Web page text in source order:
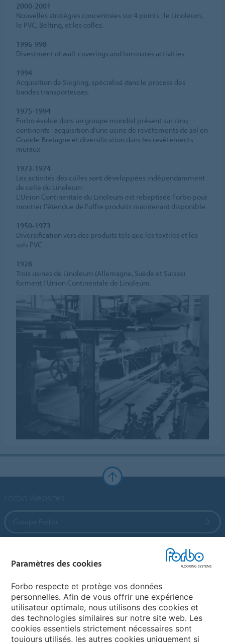
2000-2001
Nouvelles stratégies concentrées sur 4 points : le Linoléum,
le PVC, Belting, et les colles.
1996-998
Divestment of wall-coverings and laminates activities.
1994
Acquisition de Siegling, spécialisé dans le process des
bandes transporteuses.
1975-1994
Forbo évolue dans un groupe mondial présent sur cinq
continents : acquisition d'une usine de revêtements de sol en
Grande-Bretagne et diversification dans les revêtements
muraux
1973-1974
Les activités des colles sont développées indépendamment
de celle du Linoleum.
L'Union Continentale du Linoleum est rebaptisée Forbo pour
montrer l'étendue de l'offre produits maintenant disponible.
1950-1973
Diversification vers des produits tels que les textiles et les
sols PVC.
1928
Trois usines de Linoleum (Allemagne, Suède et Suisse)
forment l'Union Continentale de Linoleum.
Selectionnez un pays
Paramètres des cookies
Forbo respecte et protège vos données
personnelles. Afin de vous offrir une expérience
utilisateur optimale, nous utilisons des cookies et
des technologies similaires sur notre site web. Les
cookies essentiels strictement nécessaires sont
toujours utilisés, les autres cookies uniquement si